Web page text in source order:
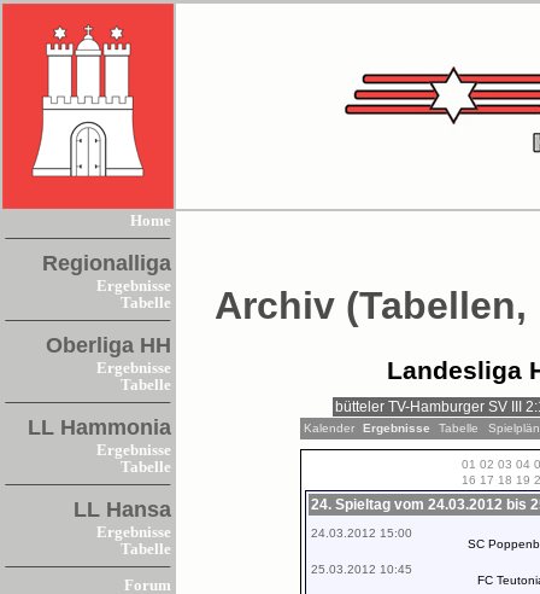
Home
Regionalliga
Ergebnisse
Tabelle
Oberliga HH
Ergebnisse
Tabelle
LL Hammonia
Ergebnisse
Tabelle
LL Hansa
Ergebnisse
Tabelle
Forum
Archiv
Landesliga
Kalender Ergebnisse Tabelle
01 02 03 04
16 17 18 19
24. Spieltag vom 24.03.2012 bis
24.03.2012 15:00
SC
25.03.2012 10:45
FC